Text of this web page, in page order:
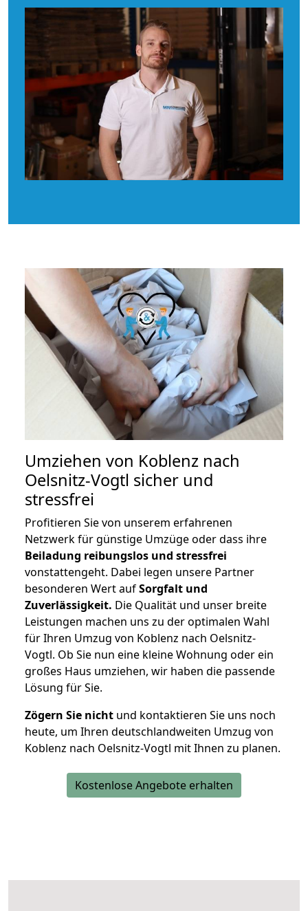
Umziehen von Koblenz nach
Oelsnitz-Vogtl sicher und
stressfrei
Profitieren Sie von unserem erfahrenen
Netzwerk für günstige Umzüge oder dass ihre
Beiladung reibungslos und stressfrei
vonstattengeht. Dabei legen unsere Partner
besonderen Wert aufSorgfalt und
Zuverlässigkeit. Die Qualität und unser breite
Leistungen machen uns zu der optimalen Wahl
für Ihren Umzug von Koblenz nach Oelsnitz-
Vogtl. Ob Sie nun eine kleine Wohnung oder ein
großes Haus umziehen, wir haben die passende
Lösung für Sie.
Zögern Sie nicht und kontaktieren Sie uns noch
heute, um Ihren deutschlandweiten Umzug von
Koblenz nach Oelsnitz-Vogtl mit Ihnen zu planen.
Kostenlose Angebote erhalten